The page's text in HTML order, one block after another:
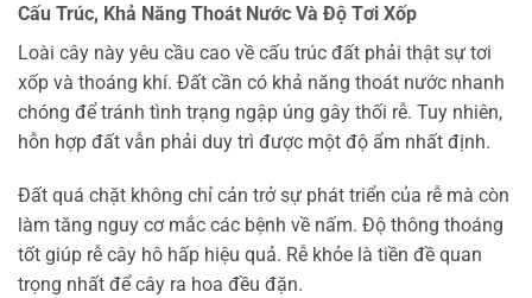
Cấu Trúc, Khả Năng Thoát Nước Và Độ Tơi Xốp
Loài cây này yêu cầu cao về cấu trúc đất phải thật sự tơi
xốp và thoáng khí. Đất cần có khả năng thoát nước nhanh
chóng để tránh tình trạng ngập úng gây thối rễ. Tuy nhiên,
hỗn hợp đất vẫn phải duy trì được một độ ẩm nhất định.
Đất quá chặt không chỉ cản trở sự phát triển của rễ mà còn
làm tăng nguy cơ mắc các bệnh về nấm. Độ thông thoáng
tốt giúp rễ cây hô hấp hiệu quả. Rễ khỏe là tiền đề quan
trọng nhất để cây ra hoa đều đặn.